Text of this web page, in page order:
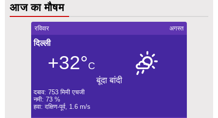
आज का मौषम
रविवार अगस्त
दिल्ली
+32°C
बूंदा बांदी
दबाव: 753 मिमी एचजी
नमी: 73 %
हवा: दक्षिण-पूर्व, 1.6 m/s